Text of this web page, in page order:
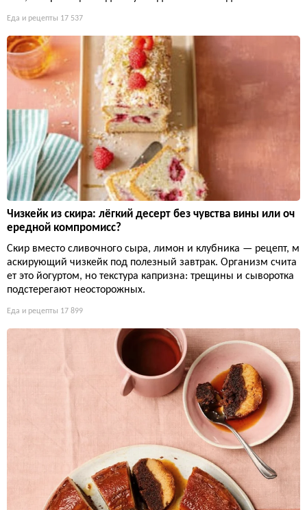
Еда и рецепты 17 537
Чизкейк из скира: лёгкий десерт без чувства вины или оч
ередной компромисс?
Скир вместо сливочного сыра, лимон и клубника — рецепт, м
аскирующий чизкейк под полезный завтрак. Организм счита
ет это йогуртом, но текстура капризна: трещины и сыворотка
подстерегают неосторожных.
Еда и рецепты 17 899